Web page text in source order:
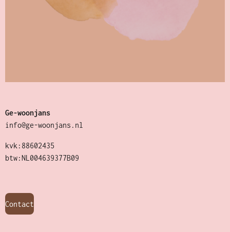
Ge-woonjans
info@ge-woonjans.nl
kvk:88602435
btw:NL004639377B09
Contact